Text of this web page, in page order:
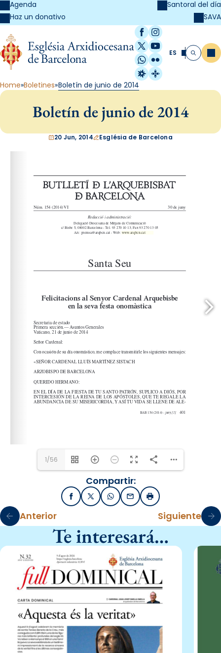
Agenda
Haz un donativo
Santoral del día
SAVA
Facebook
Instagram
X / Twitter
YouTube
WhatsApp
Flickr
Radio Estel
Catalunya
ES Buscar
Home Boletines Boletín de junio de 2014
Boletín de junio de 2014
20 Jun, 2014 Església de Barcelona
arqbcn.cat - Web: www.arqbcn.cat
1/56
Compartir:
FacebookX / TwitterWhatsApp
EmailImprimir
Anterior Siguiente
Te interesará…